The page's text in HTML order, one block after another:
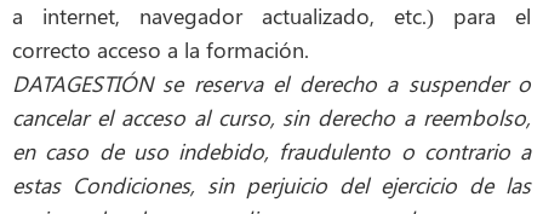
a internet, navegador actualizado, etc.) para el
correcto acceso a la formación.
DATAGESTIÓN se reserva el derecho a suspender o
cancelar el acceso al curso, sin derecho a reembolso,
en caso de uso indebido, fraudulento o contrario a
estas Condiciones, sin perjuicio del ejercicio de las